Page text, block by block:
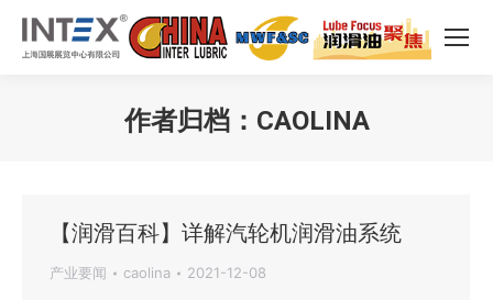
作者归档： CAOLINA
【润滑百科】详解汽轮机润滑油系统
产业要闻 caolina 2021-12-08